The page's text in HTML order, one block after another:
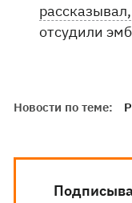
рассказывал,
отсудили
Новости по теме: